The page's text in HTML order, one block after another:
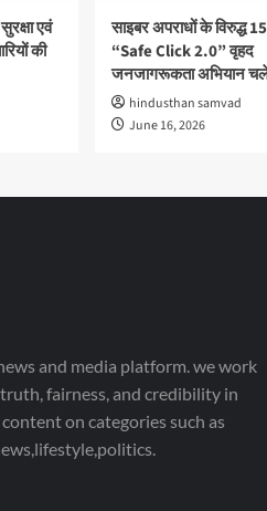
एवं
की
साइबर अपराधों के विरुद्ध
“Safe Click 2.0” वृहद
जनजागरूकता अभियान
hindusthan samvad
June 16, 2026
and media platform. we work
fairness, and credibility in
on categories such as